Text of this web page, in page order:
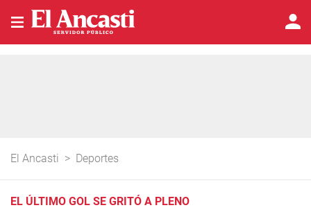
El Ancasti > Deportes
EL ÚLTIMO GOL SE GRITÓ A PLENO